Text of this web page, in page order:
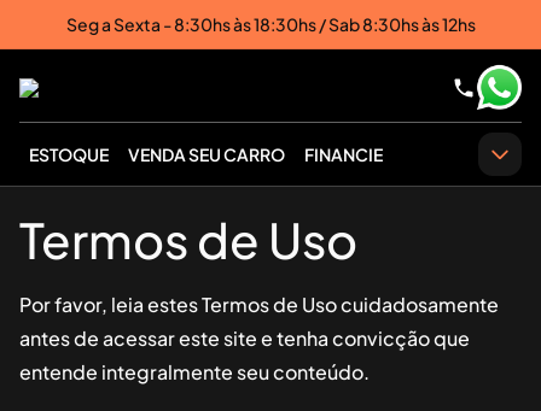
Seg a Sexta - 8:30hs às 18:30hs / Sab 8:30hs às 12hs
ESTOQUE VENDA SEU CARRO FINANCIE
Termos de Uso
Por favor, leia estes Termos de Uso cuidadosamente
antes de acessar este site e tenha convicção que
entende integralmente seu conteúdo.